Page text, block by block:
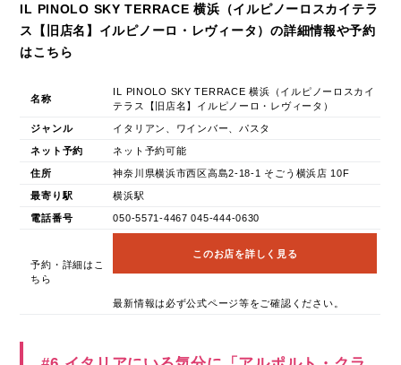
IL PINOLO SKY TERRACE 横浜（イルピノーロスカイテラ
ス【旧店名】イルピノーロ・レヴィータ）の詳細情報や予約
はこちら
名称
IL PINOLO SKY TERRACE 横浜（イルピノーロスカイ
テラス【旧店名】イルピノーロ・レヴィータ）
ジャンル イタリアン、ワインバー、パスタ
ネット予約 ネット予約可能
住所 神奈川県横浜市西区高島2-18-1 そごう横浜店 10F
最寄り駅 横浜駅
電話番号 050-5571-4467 045-444-0630
予約・詳細はこ
ちら
このお店を詳しく見る
最新情報は必ず公式ページ等をご確認ください。